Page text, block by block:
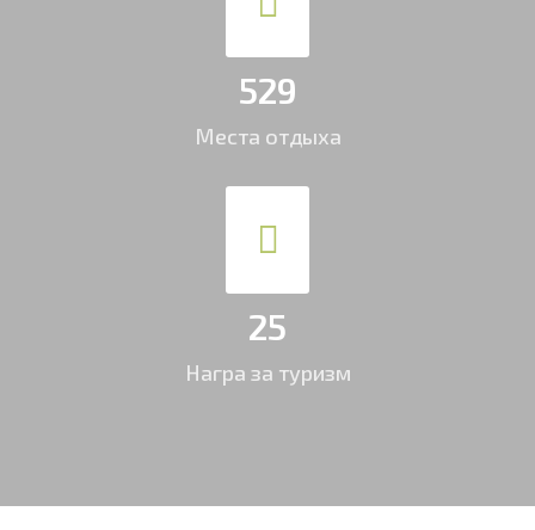
529
Места отдыха
25
Награ за туризм